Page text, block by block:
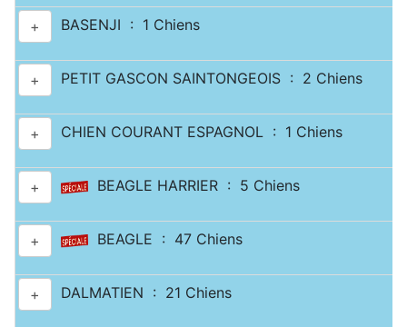
+ BASENJI : 1 Chiens
+ PETIT GASCON SAINTONGEOIS : 2 Chiens
+ CHIEN COURANT ESPAGNOL : 1 Chiens
+ BEAGLE HARRIER : 5 Chiens
+ BEAGLE : 47 Chiens
+ DALMATIEN : 21 Chiens